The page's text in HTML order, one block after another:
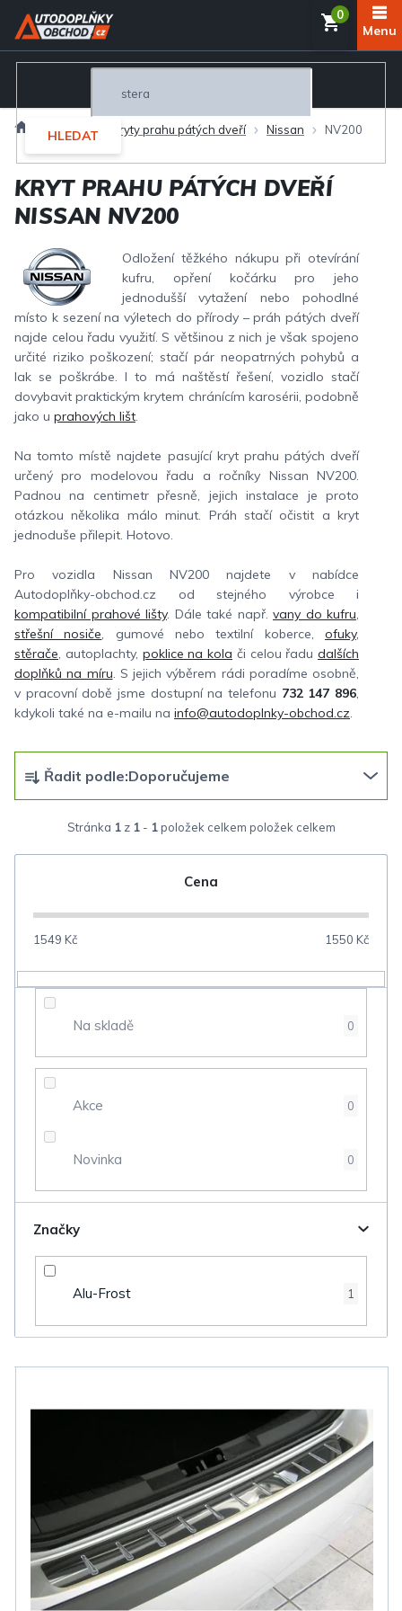
Přejít
obsah
HLEDAT
Exteriér Kryty prahu pátých dveří Nissan NV200
KRYT PRAHU PÁTÝCH DVEŘÍ
NISSAN NV200
Odložení těžkého nákupu při otevírání
kufru, opření kočárku pro jeho
jednodušší vytažení nebo pohodlné
místo k sezení na výletech do přírody – práh pátých dveří
najde celou řadu využití. S většinou z nich je však spojeno
určité riziko poškození; stačí pár neopatrných pohybů a
lak se poškrábe. I to má naštěstí řešení, vozidlo stačí
dovybavit praktickým krytem chránícím karosérii, podobně
jako u prahových lišt.
Na tomto místě najdete pasující kryt prahu pátých dveří
určený pro modelovou řadu a ročníky Nissan NV200.
Padnou na centimetr přesně, jejich instalace je proto
otázkou několika málo minut. Práh stačí očistit a kryt
jednoduše přilepit. Hotovo.
Pro vozidla Nissan NV200 najdete v nabídce
Autodoplňky-obchod.cz od stejného výrobce i
kompatibilní prahové lišty. Dále také např. vany do kufru,
střešní nosiče, gumové nebo textilní koberce,ofuky,
stěrače, autoplachty, poklice na kola či celou řadu dalších
doplňků na míru. S jejich výběrem rádi poradíme osobně,
v pracovní době jsme dostupní na telefonu 732 147 896,
kdykoli také na e-mailu na info@autodoplnky-obchod.cz.
Stránka 1z 1- 1položek celkem
a
e
o
Řadit podle:Doporučujeme
Cena
1549 Kč 1550 Kč
Na skladě 0
Akce 0
Novinka 0
Značky
Alu-Frost 1